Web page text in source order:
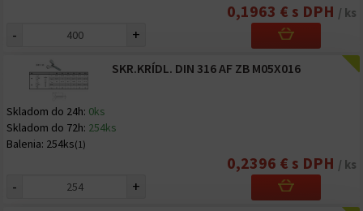
0,1963 € s DPH / ks
- +
SKR.KRÍDL. DIN 316 AF ZB M05X016
Skladom do 24h: 0ks
Skladom do 72h: 254ks
Balenia: 254ks(1)
0,2396 € s DPH / ks
- +